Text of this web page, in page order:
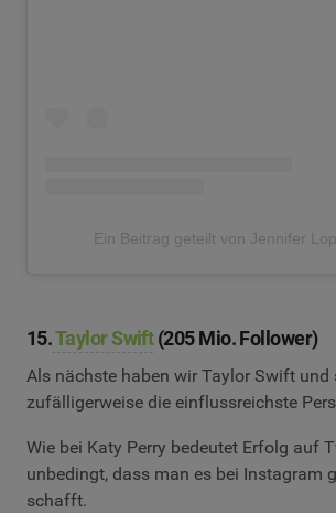
Ein Beitrag geteilt von Jennifer
15.Taylor Swift(205 Mio. Follower)
Als nächste haben wir Taylor Swift und
zufälligerweise die einflussreichste
Wie bei Katy Perry bedeutet Erfolg auf
unbedingt, dass man es bei Instagram
schafft.